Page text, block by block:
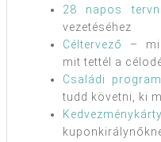
28 napos
vezetéséhez
Céltervező
–
mit tettél a
Családi
tudd követni, ki